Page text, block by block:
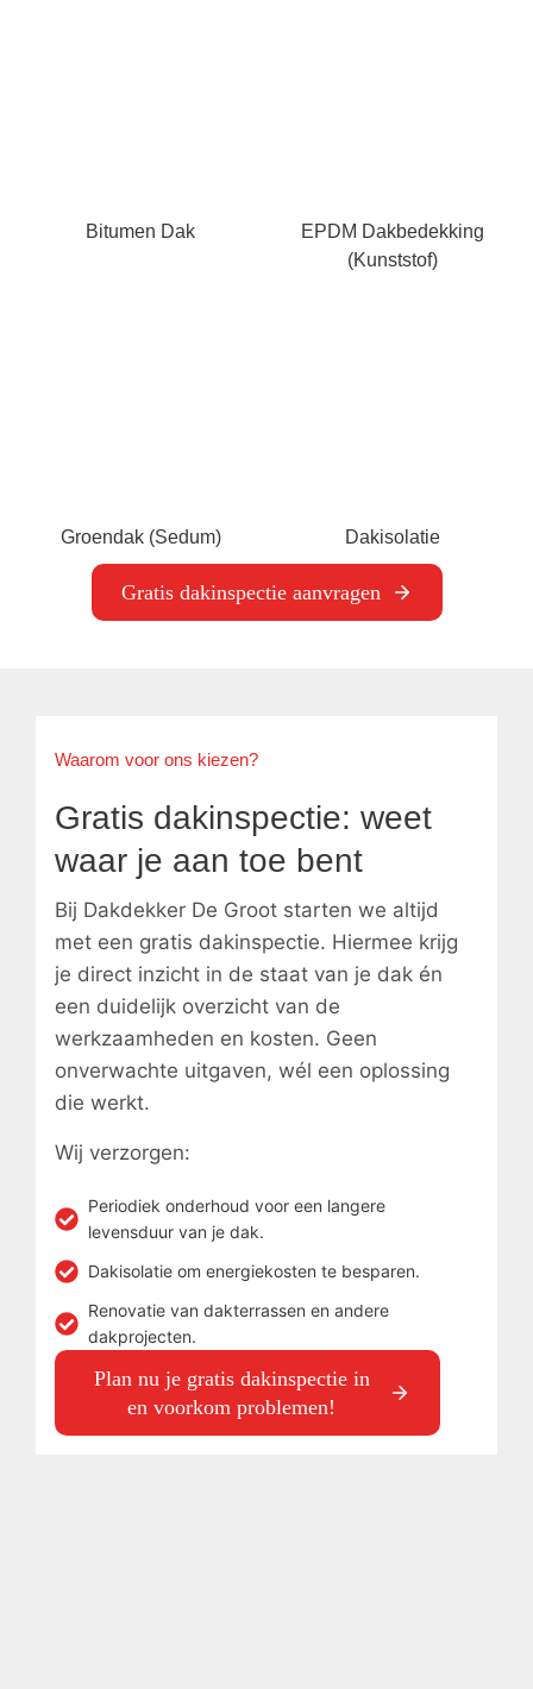
Bitumen Dak
EPDM Dakbedekking
(kunststof)
Groendak (Sedum) Dakisolatie
Gratis dakinspectie aanvragen
Waarom voor ons kiezen?
Gratis dakinspectie: weet
waar je aan toe bent
Bij Dakdekker De Groot starten we altijd
met een gratis dakinspectie. Hiermee krijg
je direct inzicht in de staat van je dak én
een duidelijk overzicht van de
werkzaamheden en kosten. Geen
onverwachte uitgaven, wél een oplossing
die werkt.
Wij verzorgen:
Periodiek onderhoud voor een langere
levensduur van je dak.
Dakisolatie om energiekosten te besparen.
Renovatie van dakterrassen en andere
dakprojecten.
Plan nu je gratis dakinspectie in
en voorkom problemen!